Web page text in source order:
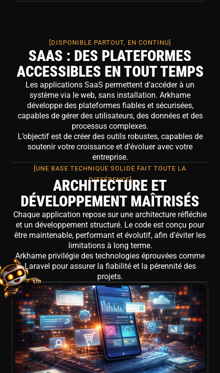
[DISPONIBLE PARTOUT, EN CONTINU]
SAAS : DES PLATEFORMES
ACCESSIBLES EN TOUT TEMPS
Les applications SaaS permettent d’accéder à un
système via le web, sans installation. Arkhame
développe des plateformes fiables et sécurisées,
capables de gérer des utilisateurs, des données et des
processus complexes.
L’objectif est de créer des outils robustes, capables de
soutenir votre croissance et d’évoluer avec votre
entreprise.
[UNE BASE TECHNIQUE SOLIDE FAIT TOUTE LA
DIFFÉRENCE]
ARCHITECTURE ET
DÉVELOPPEMENT MAÎTRISÉS
Chaque application repose sur une architecture réfléchie
et un développement structuré. Le code est conçu pour
être maintenable, performant et évolutif, afin d’éviter les
limitations à long terme.
Arkhame privilégie des technologies éprouvées comme
Laravel pour assurer la fiabilité et la pérennité des
projets.